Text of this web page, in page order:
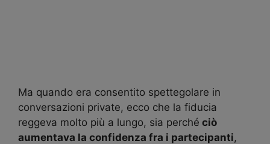
Ma quando era consentito spettegolare in
conversazioni private, ecco che la fiducia
reggeva molto più a lungo, sia perché ciò
aumentava la confidenza fra i partecipanti,